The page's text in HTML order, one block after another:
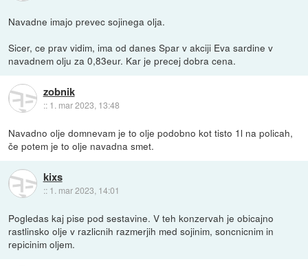
Navadne imajo prevec sojinega olja.
Sicer, ce prav vidim, ima od danes Spar v akciji Eva sardine v
navadnem olju za 0,83eur. Kar je precej dobra cena.
zobnik
:: 1. mar 2023, 13:48
Navadno olje domnevam je to olje podobno kot tisto 1l na policah,
če potem je to olje navadna smet.
kixs
:: 1. mar 2023, 14:01
Pogledas kaj pise pod sestavine. V teh konzervah je obicajno
rastlinsko olje v razlicnih razmerjih med sojinim, soncnicnim in
repicinim oljem.